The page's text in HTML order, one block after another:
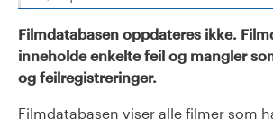
Filmdatabasen oppdateres ikke.
inneholde enkelte feil og mangler
og feilregistreringer.
Filmdatabasen viser alle filmer som